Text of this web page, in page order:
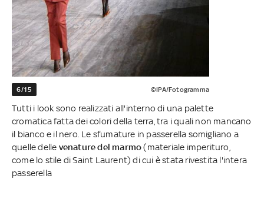
6/15 ©IPA/Fotogramma
Tutti i look sono realizzati all'interno di una palette
cromatica fatta dei colori della terra, tra i quali non mancano
il bianco e il nero. Le sfumature in passerella somigliano a
quelle delle venature del marmo(materiale imperituro,
come lo stile di Saint Laurent) di cui è stata rivestita l'intera
passerella